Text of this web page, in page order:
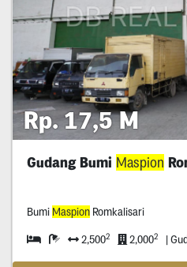
Rp. 17,5 M
Gudang Bumi Maspion
Bumi MaspionRomkalisari
2,5002 2,0002 |